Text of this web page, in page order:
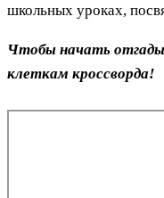
школьных уроках,
Чтобы начать
клеткам кроссворда!